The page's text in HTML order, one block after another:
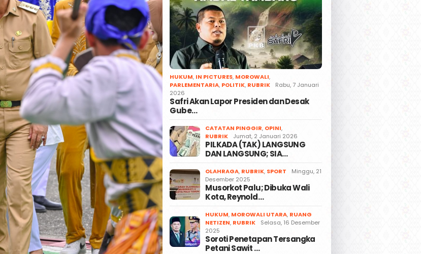
HUKUM, IN PICTURES, MOROWALI,
PARLEMENTARIA, POLITIK, RUBRIK
Rabu, 7 Januari
2026
Safri Akan Lapor Presiden dan Desak
Gube…
CATATAN PINGGIR, OPINI,
RUBRIK
Jumat, 2 Januari 2026
PILKADA (TAK) LANGSUNG
DAN LANGSUNG; SIA…
OLAHRAGA, RUBRIK, SPORT
Minggu, 21
Desember 2025
Musorkot Palu; Dibuka Wali
Kota, Reynold…
HUKUM, MOROWALI UTARA, RUANG
NETIZEN, RUBRIK
Selasa, 16 Desember
2025
Soroti Penetapan Tersangka
Petani Sawit …